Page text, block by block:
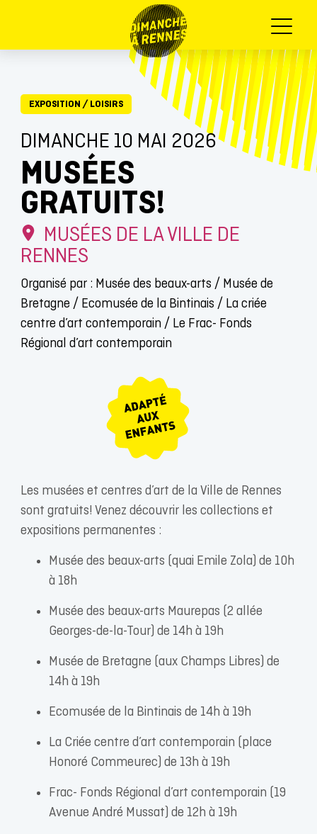
Menu
EXPOSITION / LOISIRS
DIMANCHE 10 MAI 2026
MUSÉES
GRATUITS!
MUSÉES DE LA VILLE DE
RENNES
Organisé par : Musée des beaux-arts / Musée de
Bretagne / Ecomusée de la Bintinais / La criée
centre d’art contemporain / Le Frac- Fonds
Régional d’art contemporain
Les musées et centres d’art de la Ville de Rennes
sont gratuits! Venez découvrir les collections et
expositions permanentes :
Musée des beaux-arts (quai Emile Zola) de 10h
à 18h
Musée des beaux-arts Maurepas (2 allée
Georges-de-la-Tour) de 14h à 19h
Musée de Bretagne (aux Champs Libres) de
14h à 19h
Ecomusée de la Bintinais de 14h à 19h
La Criée centre d’art contemporain (place
Honoré Commeurec) de 13h à 19h
Frac- Fonds Régional d’art contemporain (19
Avenue André Mussat) de 12h à 19h